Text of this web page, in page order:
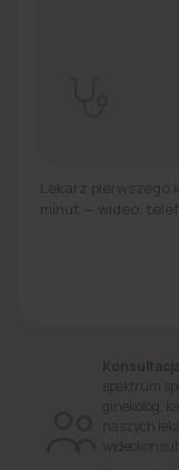
Lekarz pierwszego
minut — wideo,
spektrum
ginekolog,
naszych